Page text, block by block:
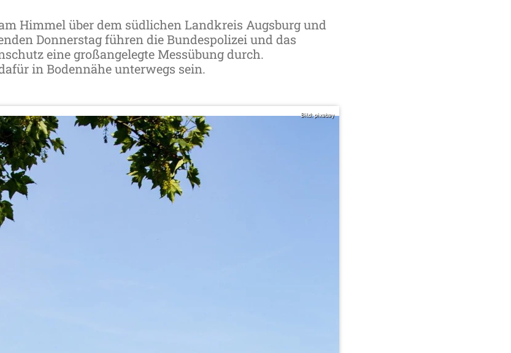
Himmel über dem südlichen Landkreis Augsburg und
Donnerstag führen die Bundespolizei und das
eine großangelegte Messübung durch.
in Bodennähe unterwegs sein.
Bild: pixabay